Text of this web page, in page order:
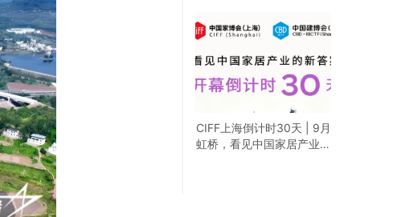
CIFF上海倒计时30天 | 9月
虹桥，看见中国家居产业的